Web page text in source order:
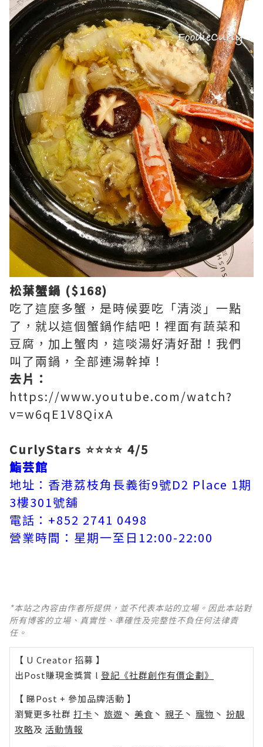
松葉蟹鍋 ($168)
吃了這麼多蟹，是時候要吃「清淡」一點
了，就以這個蟹鍋作結吧！裡面有蔬菜和
豆腐，加上蟹肉，這啖湯好清好甜！我們
叫了兩鍋，全部連湯幹掉！
去片：
https://www.youtube.com/watch?
v=w6qE1V8QixA
CurlyStars ⭐⭐⭐⭐ 4/5
鮨芸館
地址：香港荔枝角長義街9號D2 Place 1期
3樓301號舖
電話：+852 2741 0498
營業時間：星期一至日12:00-22:00
*本站之內容由作者所提供，並不代表本站的立場。因此本站對
所有博客的立場、真實性、準確性及完整性不負任何法律責
任。
【 U Creator 招募 】
出Post賺現金獎賞 l 登記《社群創作有價企劃》
【 睇Post + 參加品牌活動 】
瀏覽更多社群 打卡 丶 旅遊 丶 美食 丶 親子 丶 寵物 丶 扮靚
攻略及 活動情報